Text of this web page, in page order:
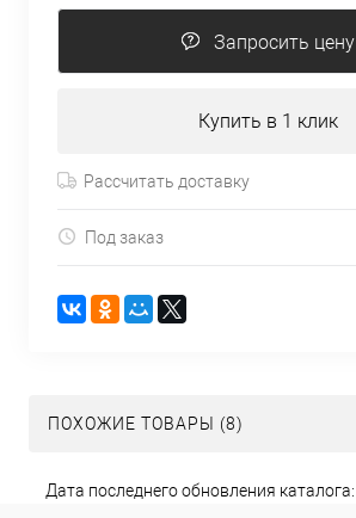
Запросить цену
Купить в 1 клик
Рассчитать доставку
Под заказ
ПОХОЖИЕ ТОВАРЫ (8)
Дата последнего обновления каталога: